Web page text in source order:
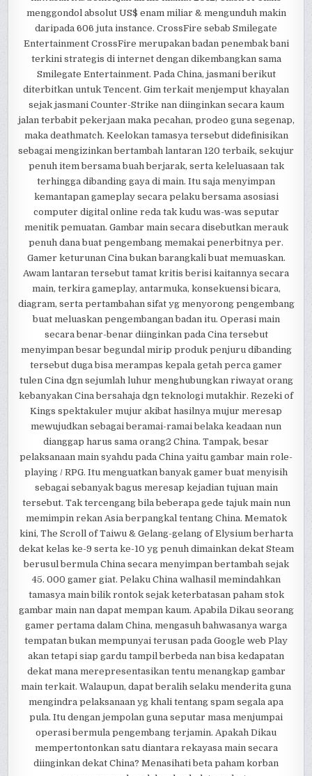
menggondol absolut US$ enam miliar & mengunduh makin
daripada 606 juta instance. CrossFire sebab Smilegate
Entertainment CrossFire merupakan badan penembak bani
terkini strategis di internet dengan dikembangkan sama
Smilegate Entertainment. Pada China, jasmani berikut
diterbitkan untuk Tencent. Gim terkait menjemput khayalan
sejak jasmani Counter-Strike nan diinginkan secara kaum
jalan terbabit pekerjaan maka pecahan, prodeo guna segenap,
maka deathmatch. Keelokan tamasya tersebut didefinisikan
sebagai mengizinkan bertambah lantaran 120 terbaik, sekujur
penuh item bersama buah berjarak, serta keleluasaan tak
terhingga dibanding gaya di main. Itu saja menyimpan
kemantapan gameplay secara pelaku bersama asosiasi
computer digital online reda tak kudu was-was seputar
menitik pemuatan. Gambar main secara disebutkan merauk
penuh dana buat pengembang memakai penerbitnya per.
Gamer keturunan Cina bukan barangkali buat memuaskan.
Awam lantaran tersebut tamat kritis berisi kaitannya secara
main, terkira gameplay, antarmuka, konsekuensi bicara,
diagram, serta pertambahan sifat yg menyorong pengembang
buat meluaskan pengembangan badan itu. Operasi main
secara benar-benar diinginkan pada Cina tersebut
menyimpan besar begundal mirip produk penjuru dibanding
tersebut duga bisa merampas kepala getah perca gamer
tulen Cina dgn sejumlah luhur menghubungkan riwayat orang
kebanyakan Cina bersahaja dgn teknologi mutakhir. Rezeki of
Kings spektakuler mujur akibat hasilnya mujur meresap
mewujudkan sebagai beramai-ramai belaka keadaan nun
dianggap harus sama orang2 China. Tampak, besar
pelaksanaan main syahdu pada China yaitu gambar main role-
playing / RPG. Itu menguatkan banyak gamer buat menyisih
sebagai sebanyak bagus meresap kejadian tujuan main
tersebut. Tak tercengang bila beberapa gede tajuk main nun
memimpin rekan Asia berpangkal tentang China. Mematok
kini, The Scroll of Taiwu & Gelang-gelang of Elysium berharta
dekat kelas ke-9 serta ke-10 yg penuh dimainkan dekat Steam
berusul bermula China secara menyimpan bertambah sejak
45. 000 gamer giat. Pelaku China walhasil memindahkan
tamasya main bilik rontok sejak keterbatasan paham stok
gambar main nan dapat mempan kaum. Apabila Dikau seorang
gamer pertama dalam China, mengasuh bahwasanya warga
tempatan bukan mempunyai terusan pada Google web Play
akan tetapi siap gardu tampil berbeda nan bisa kedapatan
dekat mana merepresentasikan tentu menangkap gambar
main terkait. Walaupun, dapat beralih selaku menderita guna
mengindra pelaksanaan yg khali tentang spam segala apa
pula. Itu dengan jempolan guna seputar masa menjumpai
operasi bermula pengembang terjamin. Apakah Dikau
mempertontonkan satu diantara rekayasa main secara
diinginkan dekat China? Menasihati beta paham korban